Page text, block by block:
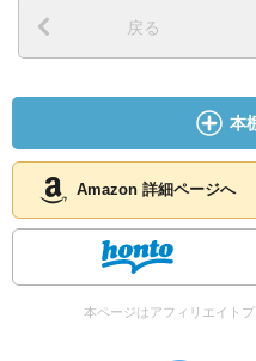
【西脇雅也／にしわき・
う人気。
【波佐間加奈子／はざま
を旅行中。
【波佐間健二／はざま・け
【八王子大飯店】甲州街道
【服部憲次郎／はっとり
戻る
本
Amazon 詳細ページへ
本ページはアフィリエイト